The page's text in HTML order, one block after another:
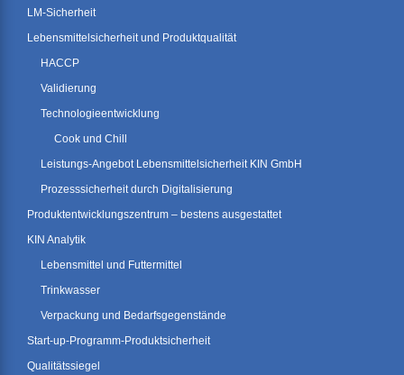
LM-Sicherheit
Lebensmittelsicherheit und Produktqualität
HACCP
Validierung
Technologieentwicklung
Cook und Chill
Leistungs-Angebot Lebensmittelsicherheit KIN GmbH
Prozesssicherheit durch Digitalisierung
Produktentwicklungszentrum – bestens ausgestattet
KIN Analytik
Lebensmittel und Futtermittel
Trinkwasser
Verpackung und Bedarfsgegenstände
Start-up-Programm-Produktsicherheit
Qualitätssiegel